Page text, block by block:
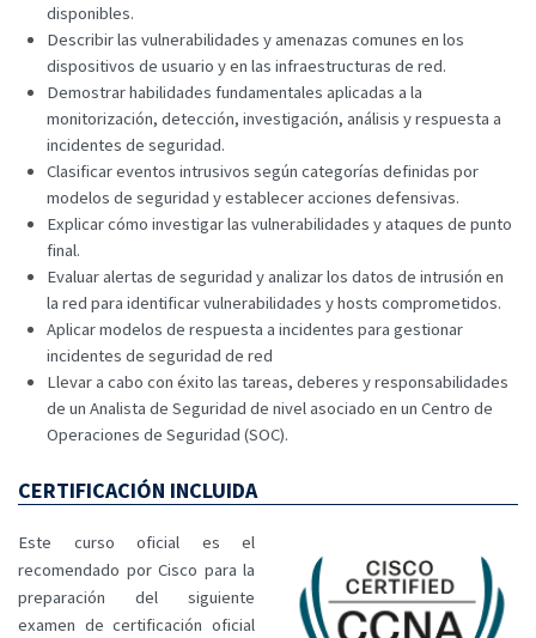
disponibles.
Describir las vulnerabilidades y amenazas comunes en los
dispositivos de usuario y en las infraestructuras de red.
Demostrar habilidades fundamentales aplicadas a la
monitorización, detección, investigación, análisis y respuesta a
incidentes de seguridad.
Clasificar eventos intrusivos según categorías definidas por
modelos de seguridad y establecer acciones defensivas.
Explicar cómo investigar las vulnerabilidades y ataques de punto
final.
Evaluar alertas de seguridad y analizar los datos de intrusión en
la red para identificar vulnerabilidades y hosts comprometidos.
Aplicar modelos de respuesta a incidentes para gestionar
incidentes de seguridad de red
Llevar a cabo con éxito las tareas, deberes y responsabilidades
de un Analista de Seguridad de nivel asociado en un Centro de
Operaciones de Seguridad (SOC).
CERTIFICACIÓN INCLUIDA
Este curso oficial es el
recomendado por Cisco para la
preparación del siguiente
examen de certificación oficial